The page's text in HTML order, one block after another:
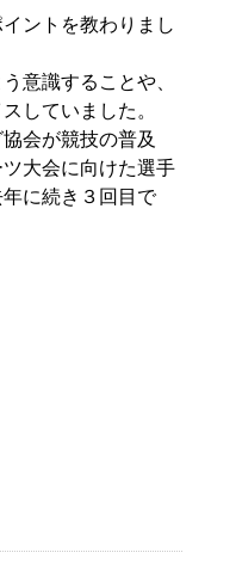
ントを教わりまし
意識することや、
していました。
会が競技の普及
大会に向けた選手
に続き３回目で